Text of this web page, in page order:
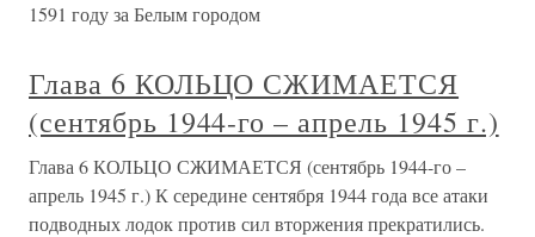
1591 году за Белым городом
Глава 6 КОЛЬЦО СЖИМАЕТСЯ
(сентябрь 1944-го – апрель 1945 г.)
Глава 6 КОЛЬЦО СЖИМАЕТСЯ (сентябрь 1944-го –
апрель 1945 г.) К середине сентября 1944 года все атаки
подводных лодок против сил вторжения прекратились.